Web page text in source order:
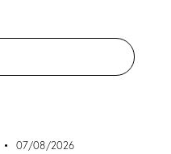
07/08/2026